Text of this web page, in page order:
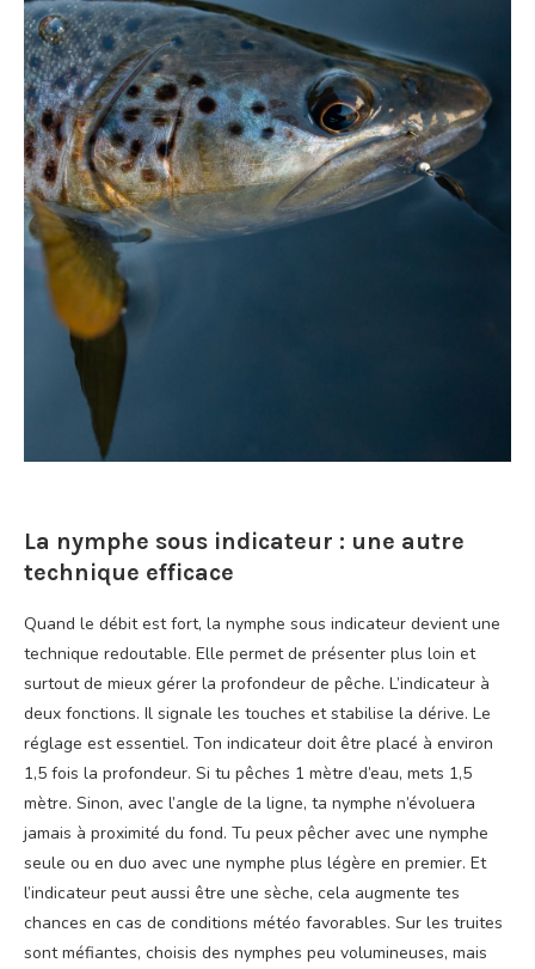
La nymphe sous indicateur : une autre
technique efficace
Quand le débit est fort, la nymphe sous indicateur devient une
technique redoutable. Elle permet de présenter plus loin et
surtout de mieux gérer la profondeur de pêche. L’indicateur à
deux fonctions. Il signale les touches et stabilise la dérive. Le
réglage est essentiel. Ton indicateur doit être placé à environ
1,5 fois la profondeur. Si tu pêches 1 mètre d’eau, mets 1,5
mètre. Sinon, avec l’angle de la ligne, ta nymphe n’évoluera
jamais à proximité du fond. Tu peux pêcher avec une nymphe
seule ou en duo avec une nymphe plus légère en premier. Et
l’indicateur peut aussi être une sèche, cela augmente tes
chances en cas de conditions météo favorables. Sur les truites
sont méfiantes, choisis des nymphes peu volumineuses, mais